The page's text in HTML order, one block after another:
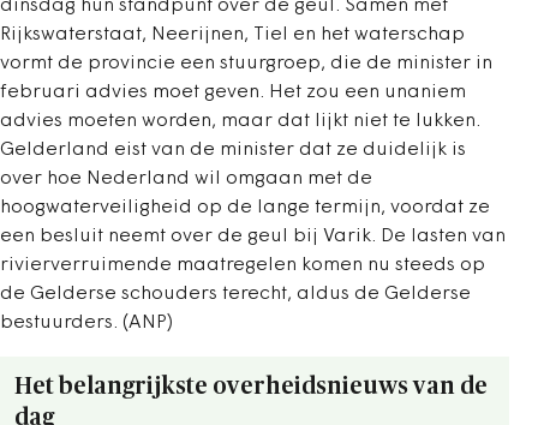
dinsdag hun standpunt over de geul. Samen met
Rijkswaterstaat, Neerijnen, Tiel en het waterschap
vormt de provincie een stuurgroep, die de minister in
februari advies moet geven. Het zou een unaniem
advies moeten worden, maar dat lijkt niet te lukken.
Gelderland eist van de minister dat ze duidelijk is
over hoe Nederland wil omgaan met de
hoogwaterveiligheid op de lange termijn, voordat ze
een besluit neemt over de geul bij Varik. De lasten van
rivierverruimende maatregelen komen nu steeds op
de Gelderse schouders terecht, aldus de Gelderse
bestuurders. (ANP)
Het belangrijkste overheidsnieuws van de
dag